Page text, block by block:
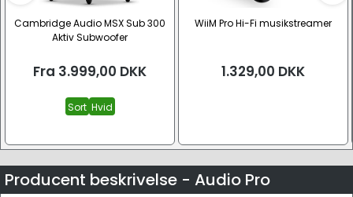
Cambridge Audio MSX Sub 300
Aktiv Subwoofer
Fra 3.999,00 DKK
Sort Hvid
WiiM Pro Hi-Fi musikstreamer
1.329,00 DKK
Producent beskrivelse - Audio Pro